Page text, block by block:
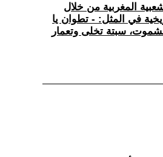
المغربية من خلال
في المثل: - تطوان يا
سبتة تخلى وتعمار